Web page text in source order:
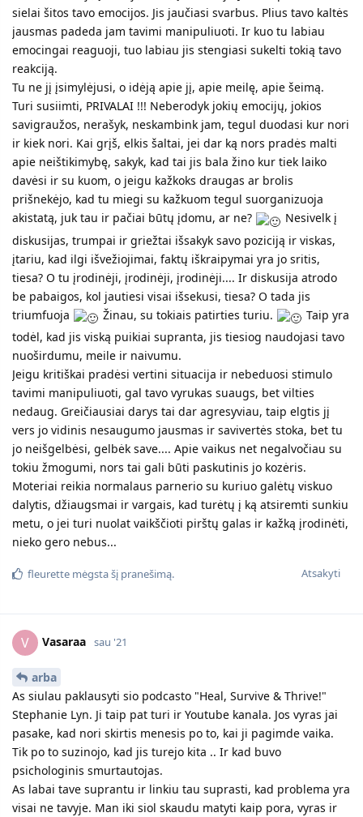
sielai šitos tavo emocijos. Jis jaučiasi svarbus. Plius tavo kaltės
jausmas padeda jam tavimi manipuliuoti. Ir kuo tu labiau
emocingai reaguoji, tuo labiau jis stengiasi sukelti tokią tavo
reakciją.
Tu ne jį įsimylėjusi, o idėją apie jį, apie meilę, apie šeimą.
Turi susiimti, PRIVALAI !!! Neberodyk jokių emocijų, jokios
savigraužos, nerašyk, neskambink jam, tegul duodasi kur nori
ir kiek nori. Kai grįš, elkis šaltai, jei dar ką nors pradės malti
apie neištikimybę, sakyk, kad tai jis bala žino kur tiek laiko
davėsi ir su kuom, o jeigu kažkoks draugas ar brolis
prišnekėjo, kad tu miegi su kažkuom tegul suorganizuoja
akistatą, juk tau ir pačiai būtų įdomu, ar ne?
Nesivelk į
diskusijas, trumpai ir griežtai išsakyk savo poziciją ir viskas,
įtariu, kad ilgi išvežiojimai, faktų iškraipymai yra jo sritis,
tiesa? O tu įrodinėji, įrodinėji, įrodinėji.... Ir diskusija atrodo
be pabaigos, kol jautiesi visai išsekusi, tiesa? O tada jis
triumfuoja
Žinau, su tokiais patirties turiu.
Taip yra
todėl, kad jis viską puikiai supranta, jis tiesiog naudojasi tavo
nuoširdumu, meile ir naivumu.
Jeigu kritiškai pradėsi vertini situacija ir nebeduosi stimulo
tavimi manipuliuoti, gal tavo vyrukas suaugs, bet vilties
nedaug. Greičiausiai darys tai dar agresyviau, taip elgtis jį
vers jo vidinis nesaugumo jausmas ir savivertės stoka, bet tu
jo neišgelbėsi, gelbėk save.... Apie vaikus net negalvočiau su
tokiu žmogumi, nors tai gali būti paskutinis jo kozėris.
Moteriai reikia normalaus parnerio su kuriuo galėtų viskuo
dalytis, džiaugsmai ir vargais, kad turėtų į ką atsiremti sunkiu
metu, o jei turi nuolat vaikščioti pirštų galas ir kažką įrodinėti,
nieko gero nebus...
Atsakyti
fleurette mėgsta šį pranešimą.
V Vasaraa sau '21
arba
As siulau paklausyti sio podcasto "Heal, Survive & Thrive!"
Stephanie Lyn. Ji taip pat turi ir Youtube kanala. Jos vyras jai
pasake, kad nori skirtis menesis po to, kai ji pagimde vaika.
Tik po to suzinojo, kad jis turejo kita .. Ir kad buvo
psichologinis smurtautojas.
As labai tave suprantu ir linkiu tau suprasti, kad problema yra
visai ne tavyje. Man iki siol skaudu matyti kaip pora, vyras ir